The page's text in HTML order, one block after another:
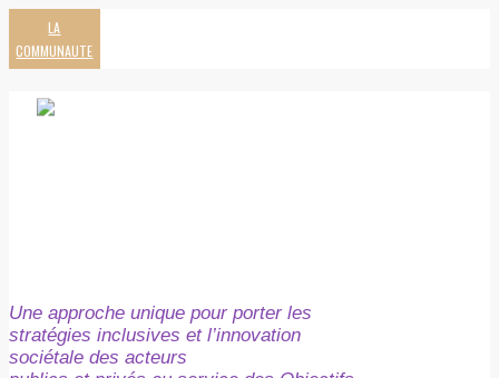
LA
COMMUNAUTE
Une approche unique pour porter les
stratégies inclusives et l’innovation
sociétale des acteurs